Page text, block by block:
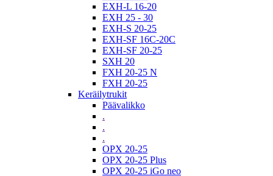
EXH-L 16-20
EXH 25 - 30
EXH-S 20-25
EXH-SF 16C-20C
EXH-SF 20-25
SXH 20
FXH 20-25 N
FXH 20-25
Keräilytrukit
Päävalikko
.
.
.
OPX 20-25
OPX 20-25 Plus
OPX 20-25 iGo neo